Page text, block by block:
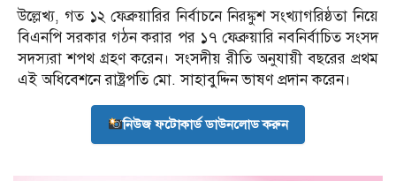
উল্লেখ্য, গত ১২ ফেব্রুয়ারির নির্বাচনে নিরঙ্কুশ সংখ্যাগরিষ্ঠতা নিয়ে
বিএনপি সরকার গঠন করার পর ১৭ ফেব্রুয়ারি নবনির্বাচিত সংসদ
সদস্যরা শপথ গ্রহণ করেন। সংসদীয় রীতি অনুযায়ী বছরের প্রথম
এই অধিবেশনে রাষ্ট্রপতি মো. সাহাবুদ্দিন ভাষণ প্রদান করেন।
নিউজ ফটোকার্ড ডাউনলোড করুন